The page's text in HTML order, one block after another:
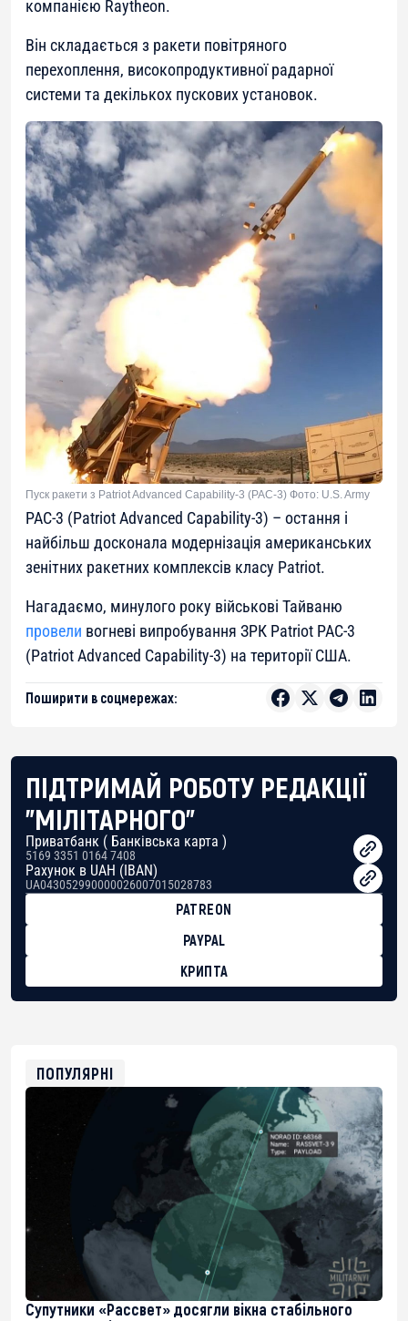
компанією Raytheon.
Він складається з ракети повітряного
перехоплення, високопродуктивної радарної
системи та декількох пускових установок.
Пуск ракети з Patriot Advanced Capability-3 (PAC-3) Фото: U.S. Army
PAC-3 (Patriot Advanced Capability-3) – остання і
найбільш досконала модернізація американських
зенітних ракетних комплексів класу Patriot.
Нагадаємо, минулого року військові Тайваню
провели вогневі випробування ЗРК Patriot PAC-3
(Patriot Advanced Capability-3) на території США.
Поширити в соцмережах:
ПІДТРИМАЙ РОБОТУ РЕДАКЦІЇ
"МІЛІТАРНОГО"
Приватбанк ( Банківська карта )
5169 3351 0164 7408
Рахунок в UAH (IBAN)
UA043052990000026007015028783
PATREON
PAYPAL
КРИПТА
0xfD02863D3289416fcF50975c9DFda13623f97758
ПОПУЛЯРНІ
Супутники «Рассвет» досягли вікна стабільного